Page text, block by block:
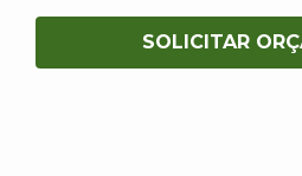
SOLICITAR